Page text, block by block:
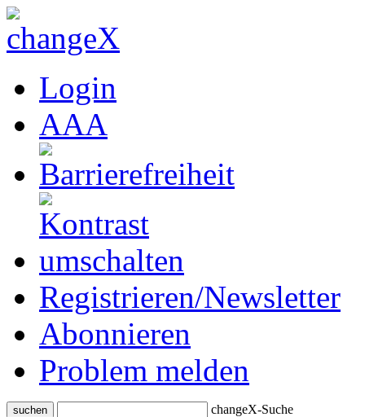
Login
AAA
Registrieren/Newsletter
Abonnieren
Problem melden
suchen changeX-Suche